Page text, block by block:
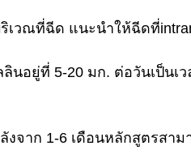
เวณที่ฉีด แนะนําให้ฉีดที่
นอยู่ที่ 5-20 มก. ต่อวันเป็นเ
งจาก 1-6 เดือนหลักสูตรสาม